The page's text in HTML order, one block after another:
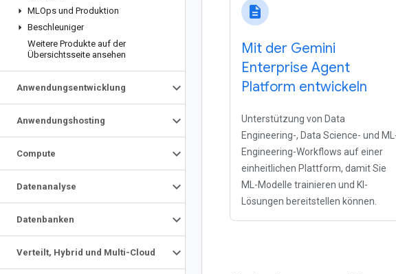
MLOps und Produktion
Beschleuniger
Weitere Produkte auf der
Übersichtsseite ansehen
Anwendungsentwicklung
Anwendungshosting
Compute
Datenanalyse
Datenbanken
Verteilt, Hybrid und Multi-Cloud
description
Mit der Gemini
Enterprise Agent
Platform entwickeln
Unterstützung von Data
Engineering-, Data Science- und
Engineering-Workflows auf einer
einheitlichen Plattform, damit Sie
ML-Modelle trainieren und KI-
Lösungen bereitstellen können.